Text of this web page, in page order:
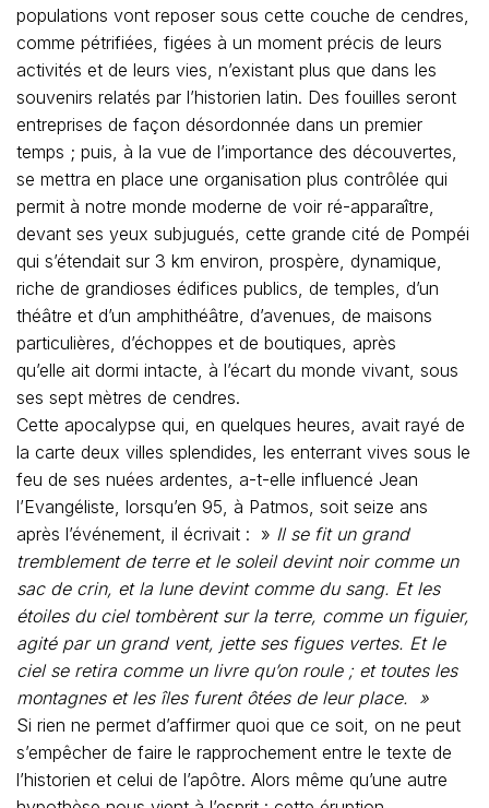
populations vont reposer sous cette couche de cendres,
comme pétrifiées, figées à un moment précis de leurs
activités et de leurs vies, n’existant plus que dans les
souvenirs relatés par l’historien latin. Des fouilles seront
entreprises de façon désordonnée dans un premier
temps ; puis, à la vue de l’importance des découvertes,
se mettra en place une organisation plus contrôlée qui
permit à notre monde moderne de voir ré-apparaître,
devant ses yeux subjugués, cette grande cité de Pompéi
qui s’étendait sur 3 km environ, prospère, dynamique,
riche de grandioses édifices publics, de temples, d’un
théâtre et d’un amphithéâtre, d’avenues, de maisons
particulières, d’échoppes et de boutiques, après
qu’elle ait dormi intacte, à l’écart du monde vivant, sous
ses sept mètres de cendres.
Cette apocalypse qui, en quelques heures, avait rayé de
la carte deux villes splendides, les enterrant vives sous le
feu de ses nuées ardentes, a-t-elle influencé Jean
l’Evangéliste, lorsqu’en 95, à Patmos, soit seize ans
après l’événement, il écrivait : » Il se fit un grand
tremblement de terre et le soleil devint noir comme un
sac de crin, et la lune devint comme du sang. Et les
étoiles du ciel tombèrent sur la terre, comme un figuier,
agité par un grand vent, jette ses figues vertes. Et le
ciel se retira comme un livre qu’on roule ; et toutes les
montagnes et les îles furent ôtées de leur place. »
Si rien ne permet d’affirmer quoi que ce soit, on ne peut
s’empêcher de faire le rapprochement entre le texte de
l’historien et celui de l’apôtre. Alors même qu’une autre